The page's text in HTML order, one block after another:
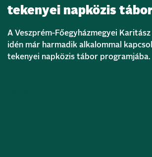
tekenyei napközis
A Veszprém-Főegyházmegyei
idén már harmadik alkalommal
tekenyei napközis tábor programjába.